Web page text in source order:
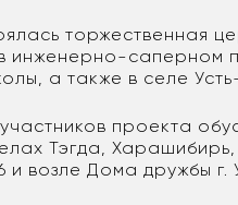
торжественная
инженерно-саперном
а также в селе Усть-
проекта
Тэгда,
возле Дома дружбы г.